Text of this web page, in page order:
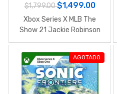
$1,799.00$1,499.00
Xbox Series X MLB The
Show 21 Jackie Robinson
Edition
AGOTADO